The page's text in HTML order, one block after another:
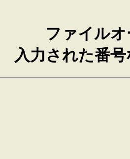
ファイル
入力された番